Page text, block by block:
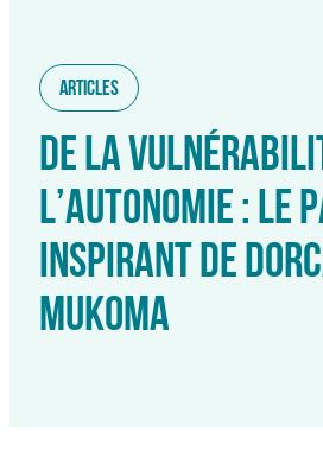
Articles
DE LA
L’AUTONOMIE : LE
INSPIRANT DE
MUKOMA